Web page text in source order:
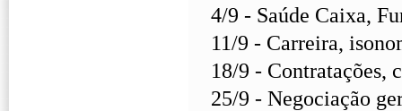
4/9 - Saúde Caixa,
11/9 - Carreira,
18/9 - Contratações,
25/9 - Negociação